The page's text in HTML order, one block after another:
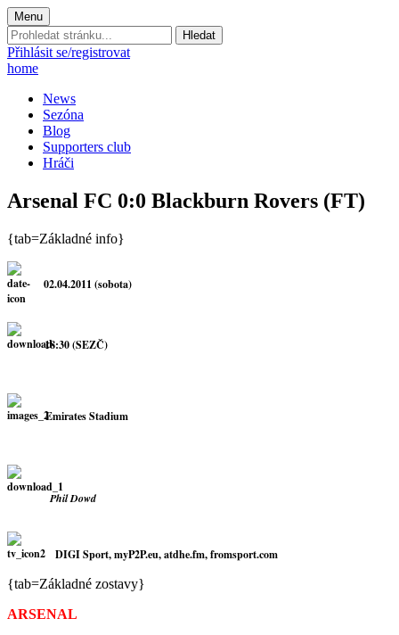
Menu
Prohledat
stránku:
Přihlásit se/registrovat
home
News
Sezóna
Blog
Supporters club
Hráči
Arsenal FC 0:0 Blackburn Rovers (FT)
{tab=Základné info}
02.04.2011 (sobota)
18:30 (SEZČ)
Emirates Stadium
Phil Dowd
DIGI Sport, myP2P.eu, atdhe.fm, fromsport.com
{tab=Základné zostavy}
ARSENAL